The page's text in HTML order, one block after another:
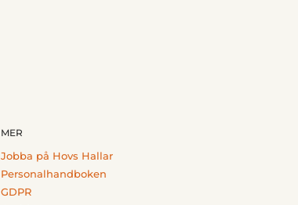
MER
Jobba på Hovs Hallar
Personalhandboken
GDPR